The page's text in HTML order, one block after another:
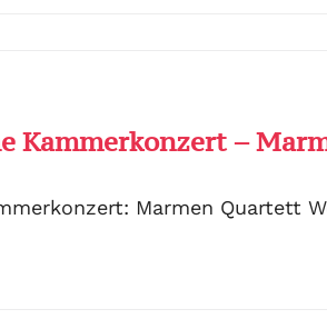
Kammerkonzert –
Marmen Quartett